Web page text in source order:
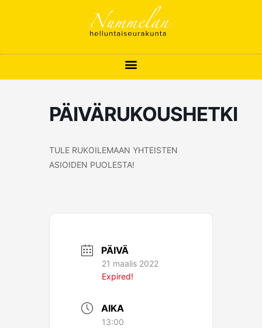
PÄIVÄRUKOUSHETKI
TULE RUKOILEMAAN YHTEISTEN
ASIOIDEN PUOLESTA!
PÄIVÄ
21 maalis 2022
Expired!
AIKA
13:00